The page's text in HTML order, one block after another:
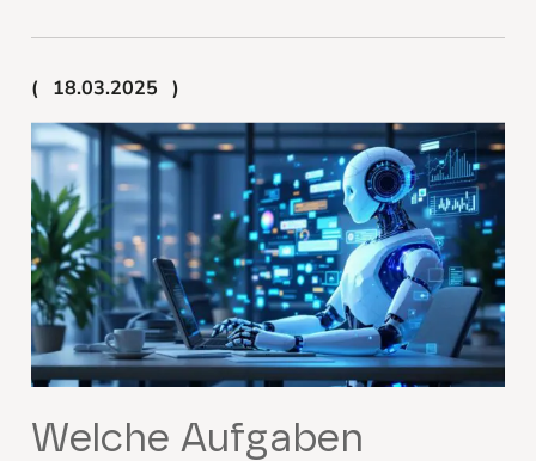
18.03.2025
Welche Aufgaben